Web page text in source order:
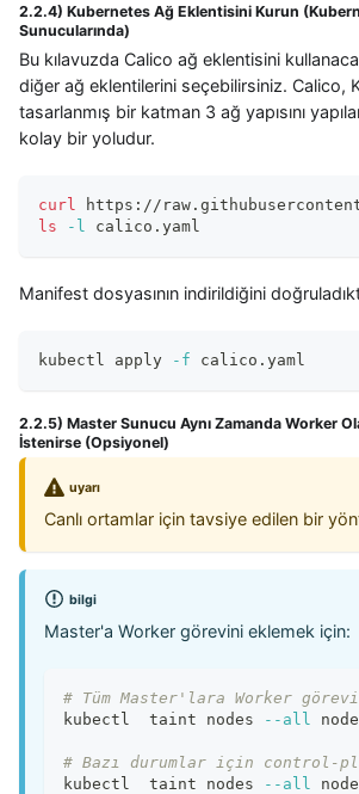
2.2.4) Kubernetes Ağ Eklentisini Kurun
Sunucularında)
Bu kılavuzda Calico ağ eklentisini
diğer ağ eklentilerini seçebilirsiniz. Calico,
tasarlanmış bir katman 3 ağ yapısını
kolay bir yoludur.
curl
https://
ls
-l calico.yaml
Manifest dosyasının indirildiğini
kubectl apply -f calico.yaml
2.2.5) Master Sunucu Aynı Zamanda Worker
İstenirse (Opsiyonel)
uyarı
Canlı ortamlar için tavsiye edilen bir
bilgi
Master'a Worker görevini eklemek için:
# Tüm Master'lara Worker
kubectl  taint nodes
--all
# Bazı durumlar için control-
kubectl  taint nodes
--all